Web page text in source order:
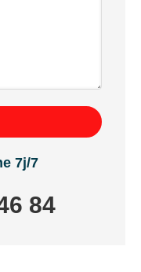
7j/7
84